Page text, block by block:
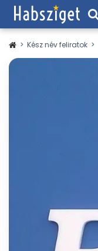
> Kész név feliratok >